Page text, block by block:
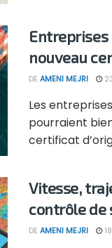
Entreprises
nouveau
DE AMENI MEJRI
Les
pourraient
certificat
Vitesse,
contrôle de
DE AMENI MEJRI